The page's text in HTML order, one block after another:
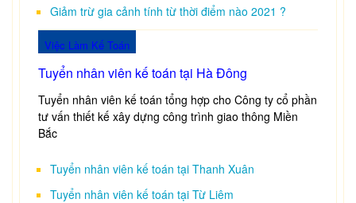
Giảm trừ gia cảnh tính từ thời điểm nào 2021 ?
Việc Làm Kế Toán
Tuyển nhân viên kế toán tại Hà Đông
Tuyển nhân viên kế toán tổng hợp cho Công ty cổ phần
tư vấn thiết kế xây dựng công trình giao thông Miền
Bắc
Tuyển nhân viên kế toán tại Thanh Xuân
Tuyển nhân viên kế toán tại Từ Liêm